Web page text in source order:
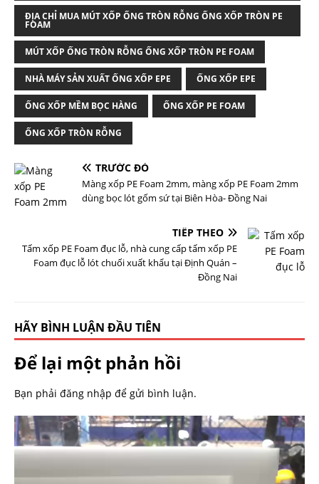
ĐỊA CHỈ MUA MÚT XỐP ỐNG TRÒN RỖNG ỐNG XỐP TRÒN PE
FOAM
MÚT XỐP ỐNG TRÒN RỖNG ỐNG XỐP TRÒN PE FOAM
NHÀ MÁY SẢN XUẤT ỐNG XỐP EPE ỐNG XỐP EPE
ỐNG XỐP MỀM BỌC HÀNG ỐNG XỐP PE FOAM
ỐNG XỐP TRÒN RỖNG
TRƯỚC ĐÓ
Màng xốp PE Foam 2mm, màng xốp PE Foam 2mm
dùng bọc lót gốm sứ tại Biên Hòa- Đồng Nai
TIẾP THEO
Tấm xốp PE Foam đục lỗ, nhà cung cấp tấm xốp PE
Foam đục lỗ lót chuối xuất khẩu tại Định Quán –
Đồng Nai
HÃY BÌNH LUẬN ĐẦU TIÊN
Để lại một phản hồi
Bạn phải đăng nhập để gửi bình luận.